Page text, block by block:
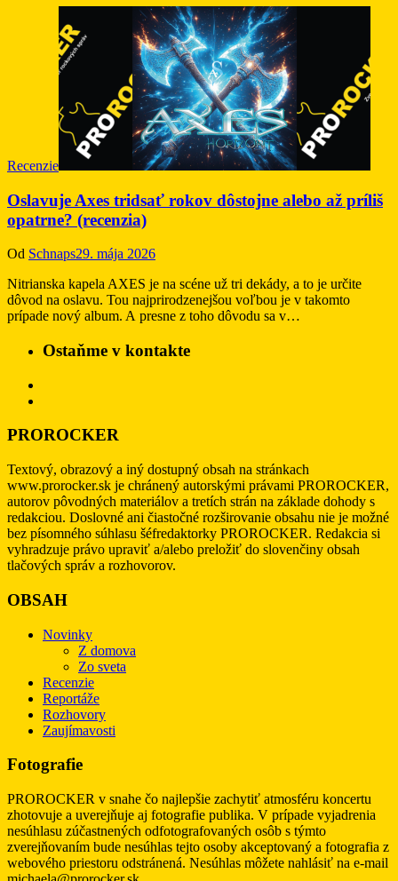
Recenzie
Oslavuje Axes tridsať rokov dôstojne alebo až príliš
opatrne? (recenzia)
Od Schnaps29. mája 2026
Nitrianska kapela AXES je na scéne už tri dekády, a to je určite
dôvod na oslavu. Tou najprirodzenejšou voľbou je v takomto
prípade nový album. A presne z toho dôvodu sa v…
Ostaňme v kontakte
PROROCKER
Textový, obrazový a iný dostupný obsah na stránkach
www.prorocker.sk je chránený autorskými právami PROROCKER,
autorov pôvodných materiálov a tretích strán na základe dohody s
redakciou. Doslovné ani čiastočné rozširovanie obsahu nie je možné
bez písomného súhlasu šéfredaktorky PROROCKER. Redakcia si
vyhradzuje právo upraviť a/alebo preložiť do slovenčiny obsah
tlačových správ a rozhovorov.
OBSAH
Novinky
Z domova
Zo sveta
Recenzie
Reportáže
Rozhovory
Zaujímavosti
Fotografie
PROROCKER v snahe čo najlepšie zachytiť atmosféru koncertu
zhotovuje a uverejňuje aj fotografie publika. V prípade vyjadrenia
nesúhlasu zúčastnených odfotografovaných osôb s týmto
zverejňovaním bude nesúhlas tejto osoby akceptovaný a fotografia z
webového priestoru odstránená. Nesúhlas môžete nahlásiť na e-mail